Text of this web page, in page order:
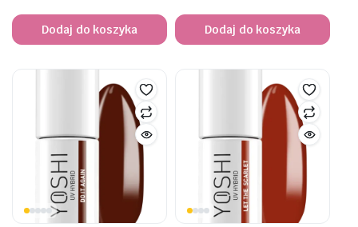
Dodaj do koszyka Dodaj do koszyka